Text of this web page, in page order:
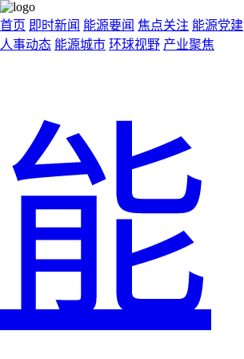
首页 即时新闻 能源要闻 焦点关注 能源党建
人事动态 能源城市 环球视野 产业聚焦
能